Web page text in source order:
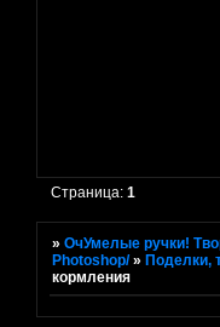
Страница:1
»ОчУмелые ручки!
Photoshop/ »Поделки,
кормления